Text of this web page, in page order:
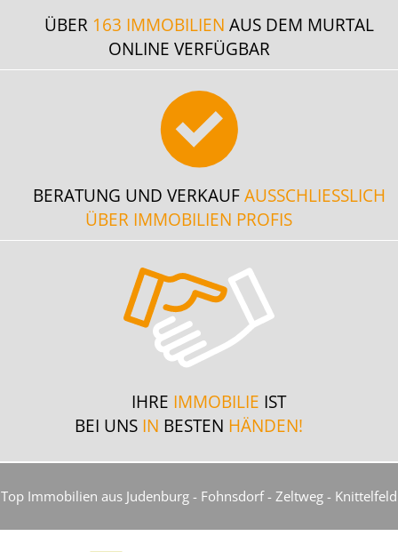
ÜBER 163 IMMOBILIEN AUS DEM MURTAL
ONLINE VERFÜGBAR
BERATUNG UND VERKAUFAUSSCHLIESSLICH
ÜBER IMMOBILIEN PROFIS
IHRE IMMOBILIE IST
BEI UNS IN BESTEN HÄNDEN!
Top Immobilien aus Judenburg - Fohnsdorf - Zeltweg - Knittelfeld